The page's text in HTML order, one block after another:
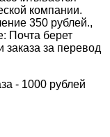
компании.
350 рублей.,
Почта берет
заказа за перевод
- 1000 рублей